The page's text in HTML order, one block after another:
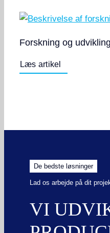
Forskning og
Læs artikel
De bedste løsninger
Lad os arbejde på dit
VI